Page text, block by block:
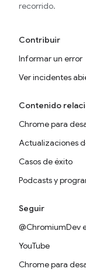
recorrido.
Contribuir
Informar un error
Ver incidentes
Contenido
Chrome para
Actualizaciones
Casos de éxito
Podcasts y
Seguir
@ChromiumDev
YouTube
Chrome para